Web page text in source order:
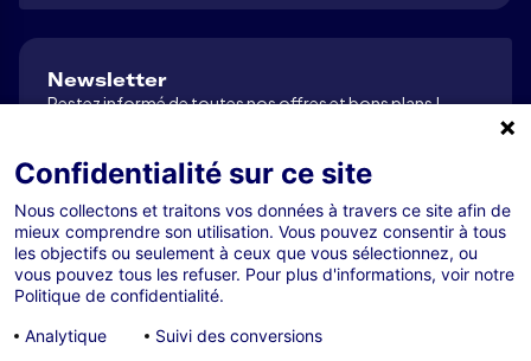
Newsletter
Restez informé de toutes nos offres et bons plans !
Tous droits réservés R-GDS 2026
Mentions légales
Confidentialité
Cookies
Confidentialité sur ce site
Nous collectons et traitons vos données à travers ce site afin de
mieux comprendre son utilisation. Vous pouvez consentir à tous
les objectifs ou seulement à ceux que vous sélectionnez, ou
vous pouvez tous les refuser. Pour plus d'informations, voir notre
Politique de confidentialité.
Analytique
Suivi des conversions